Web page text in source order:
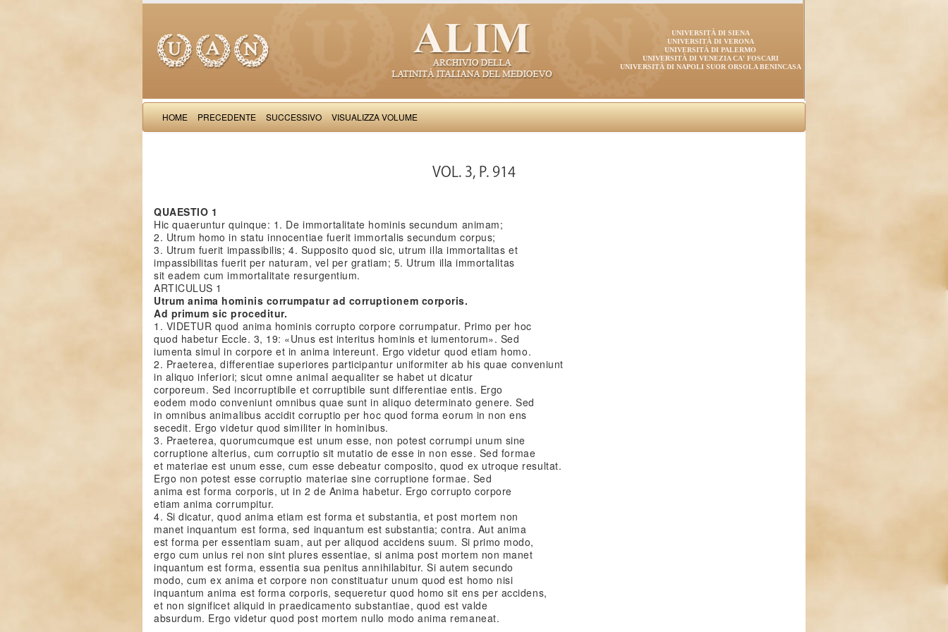
UNIVERSITÀ DI SIENA
UNIVERSITÀ DI VERONA
UNIVERSITÀ DI PALERMO
UNIVERSITÀ DI VENEZIA CA' FOSCARI
UNIVERSITÀ DI NAPOLI SUOR ORSOLA BENINCASA
HOME PRECEDENTE SUCCESSIVO VISUALIZZA VOLUME
VOL. 3, P. 914
QUAESTIO 1
Hic quaeruntur quinque: 1. De immortalitate hominis secundum animam;
2. Utrum homo in statu innocentiae fuerit immortalis secundum corpus;
3. Utrum fuerit impassibilis; 4. Supposito quod sic, utrum illa immortalitas et
impassibilitas fuerit per naturam, vel per gratiam; 5. Utrum illa immortalitas
sit eadem cum immortalitate resurgentium.
ARTICULUS 1
Utrum anima hominis corrumpatur ad corruptionem corporis.
Ad primum sic proceditur.
1. VIDETUR quod anima hominis corrupto corpore corrumpatur. Primo per hoc
quod habetur Eccle. 3, 19: «Unus est interitus hominis et iumentorum». Sed
iumenta simul in corpore et in anima intereunt. Ergo videtur quod etiam homo.
2. Praeterea, differentiae superiores participantur uniformiter ab his quae conveniunt
in aliquo inferiori; sicut omne animal aequaliter se habet ut dicatur
corporeum. Sed incorruptibile et corruptibile sunt differentiae entis. Ergo
eodem modo conveniunt omnibus quae sunt in aliquo determinato genere. Sed
in omnibus animalibus accidit corruptio per hoc quod forma eorum in non ens
secedit. Ergo videtur quod similiter in hominibus.
3. Praeterea, quorumcumque est unum esse, non potest corrumpi unum sine
corruptione alterius, cum corruptio sit mutatio de esse in non esse. Sed formae
et materiae est unum esse, cum esse debeatur composito, quod ex utroque resultat.
Ergo non potest esse corruptio materiae sine corruptione formae. Sed
anima est forma corporis, ut in 2 de Anima habetur. Ergo corrupto corpore
etiam anima corrumpitur.
4. Si dicatur, quod anima etiam est forma et substantia, et post mortem non
manet inquantum est forma, sed inquantum est substantia; contra. Aut anima
est forma per essentiam suam, aut per aliquod accidens suum. Si primo modo,
ergo cum unius rei non sint plures essentiae, si anima post mortem non manet
inquantum est forma, essentia sua penitus annihilabitur. Si autem secundo
modo, cum ex anima et corpore non constituatur unum quod est homo nisi
inquantum anima est forma corporis, sequeretur quod homo sit ens per accidens,
et non significet aliquid in praedicamento substantiae, quod est valde
absurdum. Ergo videtur quod post mortem nullo modo anima remaneat.